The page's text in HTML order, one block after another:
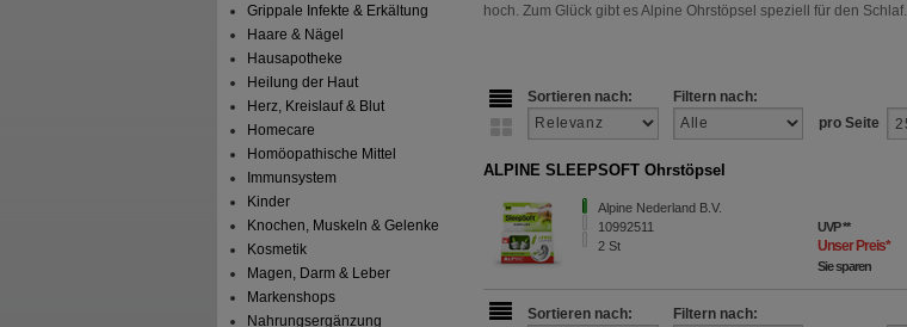
Grippale Infekte & Erkältung
Haare & Nägel
Hausapotheke
Heilung der Haut
Herz, Kreislauf & Blut
Homecare
Homöopathische Mittel
Immunsystem
Kinder
Knochen, Muskeln & Gelenke
Kosmetik
Magen, Darm & Leber
Markenshops
Nahrungsergänzung
hoch. Zum Glück gibt es Alpine Ohrstöpsel speziell für den Schlaf.
Sortieren nach:
Filtern nach:
pro Seite
ALPINE SLEEPSOFT Ohrstöpsel
Alpine Nederland B.V.
10992511
2St
UVP**
Unser Preis*
Sie sparen
Sortieren nach:
Filtern nach: